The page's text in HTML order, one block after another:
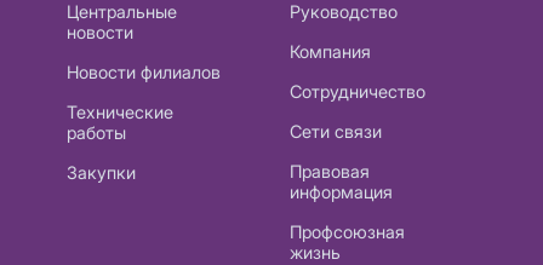
Центральные
новости
Новости филиалов
Технические
работы
Закупки
Руководство
Компания
Сотрудничество
Сети связи
Правовая
информация
Профсоюзная
жизнь